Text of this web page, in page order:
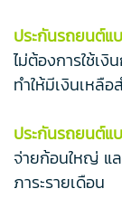
ประกันรถยนต์แ
ไม่ต้องการใช้เงิ
ทำให้มีเงินเหลื
ประกันรถยนต์แ
จ่ายก้อนใหญ่ แ
ภาระรายเดือน